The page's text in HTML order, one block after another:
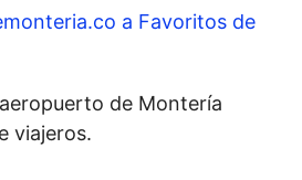
a Favoritos de
de Montería
viajeros.